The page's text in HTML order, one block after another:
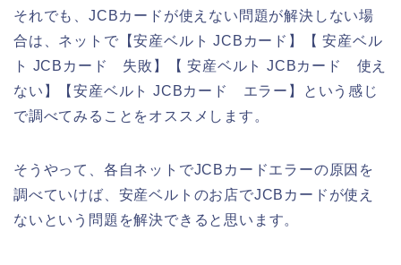
それでも、JCBカードが使えない問題が解決しない場
合は、ネットで【安産ベルト JCBカード】【 安産ベル
ト JCBカード 失敗】【 安産ベルト JCBカード 使え
ない】【安産ベルト JCBカード エラー】という感じ
で調べてみることをオススメします。
そうやって、各自ネットでJCBカードエラーの原因を
調べていけば、安産ベルトのお店でJCBカードが使え
ないという問題を解決できると思います。